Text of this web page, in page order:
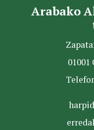
Arabako
01001